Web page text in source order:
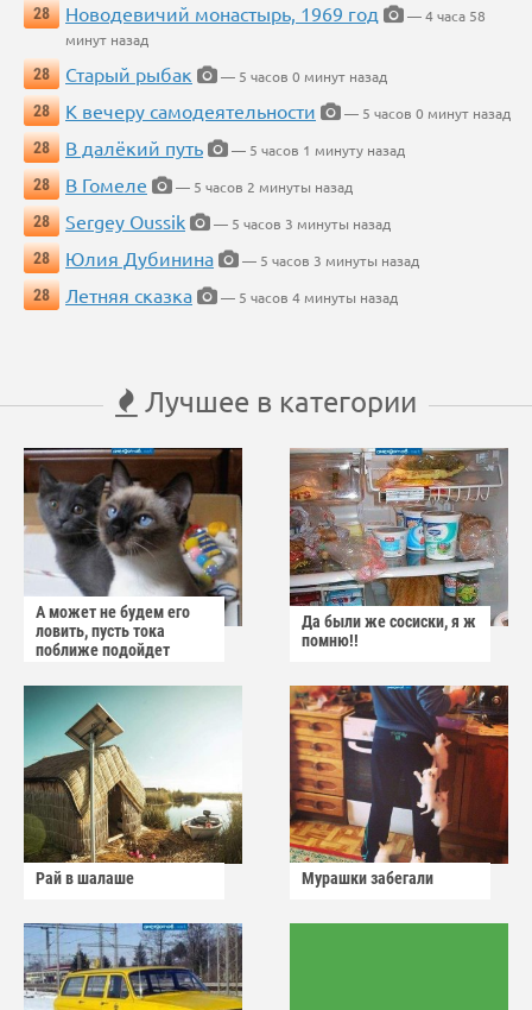
28
Новодевичий монастырь, 1969 год
— 4 часа 58
минут назад
28
Старый рыбак
— 5 часов 0 минут назад
28
К вечеру самодеятельности
— 5 часов 0 минут назад
28
В далёкий путь
— 5 часов 1 минуту назад
28
В Гомеле
— 5 часов 2 минуты назад
28
Sergey Oussik
— 5 часов 3 минуты назад
28
Юлия Дубинина
— 5 часов 3 минуты назад
28
Летняя сказка — 5 часов 4 минуты назад
Лучшее в категории
А может не будем его
ловить, пусть тока
поближе подойдет
Да были же сосиски, я ж
помню!!
Рай в шалаше Мурашки забегали